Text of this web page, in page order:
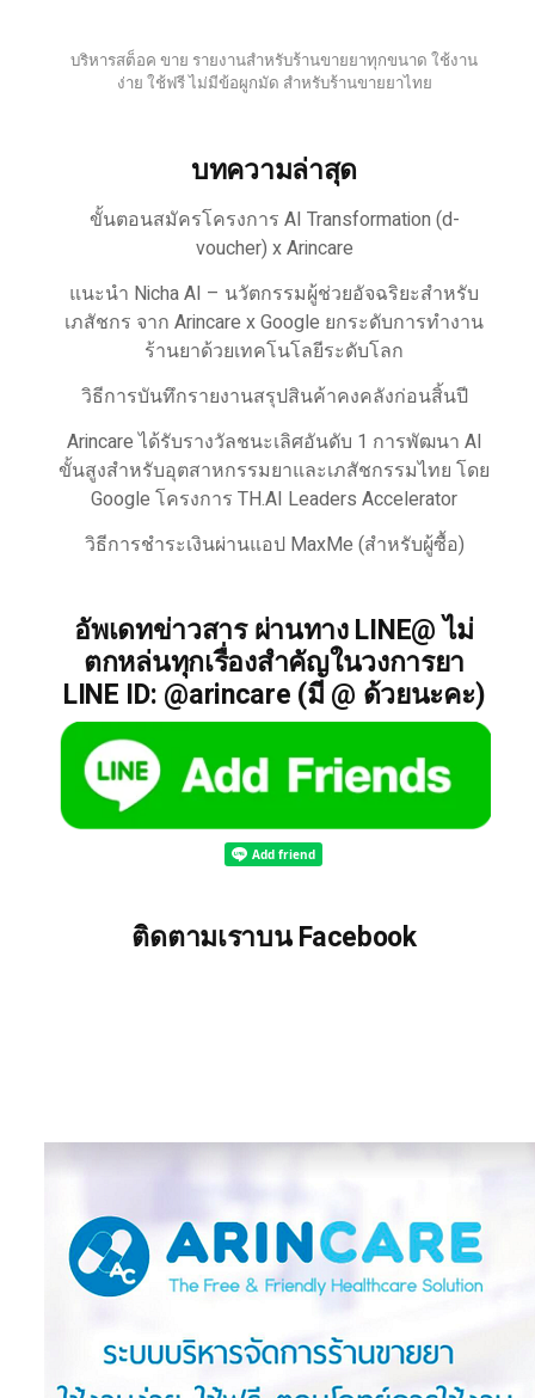
บริหารสต็อค ขาย รายงานสำหรับร้านขายยาทุกขนาด ใช้งาน
ง่าย ใช้ฟรี ไม่มีข้อผูกมัด สำหรับร้านขายยาไทย
บทความล่าสุด
ขั้นตอนสมัครโครงการ AI Transformation (d-
voucher) x Arincare
แนะนำ Nicha AI – นวัตกรรมผู้ช่วยอัจฉริยะสำหรับ
เภสัชกร จาก Arincare x Google ยกระดับการทำงาน
ร้านยาด้วยเทคโนโลยีระดับโลก
วิธีการบันทึกรายงานสรุปสินค้าคงคลังก่อนสิ้นปี
Arincare ได้รับรางวัลชนะเลิศอันดับ 1 การพัฒนา AI
ขั้นสูงสำหรับอุตสาหกรรมยาและเภสัชกรรมไทย โดย
Google โครงการ TH.AI Leaders Accelerator
วิธีการชำระเงินผ่านแอป MaxMe (สำหรับผู้ซื้อ)
อัพเดทข่าวสาร ผ่านทาง LINE@ ไม่
ตกหล่นทุกเรื่องสำคัญในวงการยา
LINE ID: @arincare (มี @ ด้วยนะคะ)
ติดตามเราบน Facebook